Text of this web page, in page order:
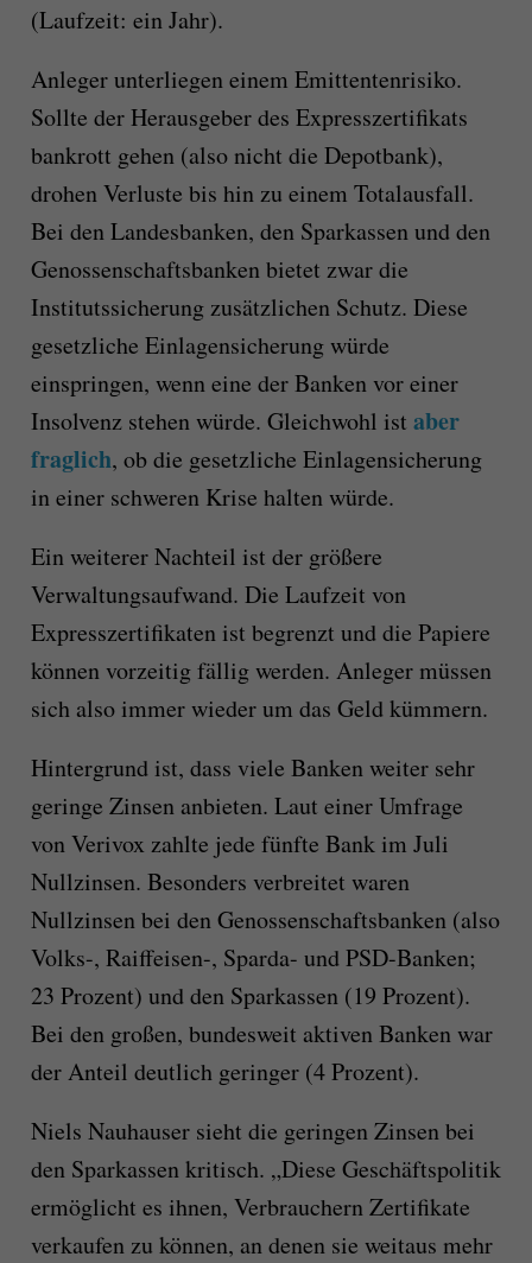
(Laufzeit: ein Jahr).
Anleger unterliegen einem Emittentenrisiko.
Sollte der Herausgeber des Expresszertifikats
bankrott gehen (also nicht die Depotbank),
drohen Verluste bis hin zu einem Totalausfall.
Bei den Landesbanken, den Sparkassen und den
Genossenschaftsbanken bietet zwar die
Institutssicherung zusätzlichen Schutz. Diese
gesetzliche Einlagensicherung würde
einspringen, wenn eine der Banken vor einer
Insolvenz stehen würde. Gleichwohl ist aber
fraglich, ob die gesetzliche Einlagensicherung
in einer schweren Krise halten würde.
Ein weiterer Nachteil ist der größere
Verwaltungsaufwand. Die Laufzeit von
Expresszertifikaten ist begrenzt und die Papiere
können vorzeitig fällig werden. Anleger müssen
sich also immer wieder um das Geld kümmern.
Hintergrund ist, dass viele Banken weiter sehr
geringe Zinsen anbieten. Laut einer Umfrage
von Verivox zahlte jede fünfte Bank im Juli
Nullzinsen. Besonders verbreitet waren
Nullzinsen bei den Genossenschaftsbanken (also
Volks-, Raiffeisen-, Sparda- und PSD-Banken;
23 Prozent) und den Sparkassen (19 Prozent).
Bei den großen, bundesweit aktiven Banken war
der Anteil deutlich geringer (4 Prozent).
Niels Nauhauser sieht die geringen Zinsen bei
den Sparkassen kritisch. „Diese Geschäftspolitik
ermöglicht es ihnen, Verbrauchern Zertifikate
verkaufen zu können, an denen sie weitaus mehr